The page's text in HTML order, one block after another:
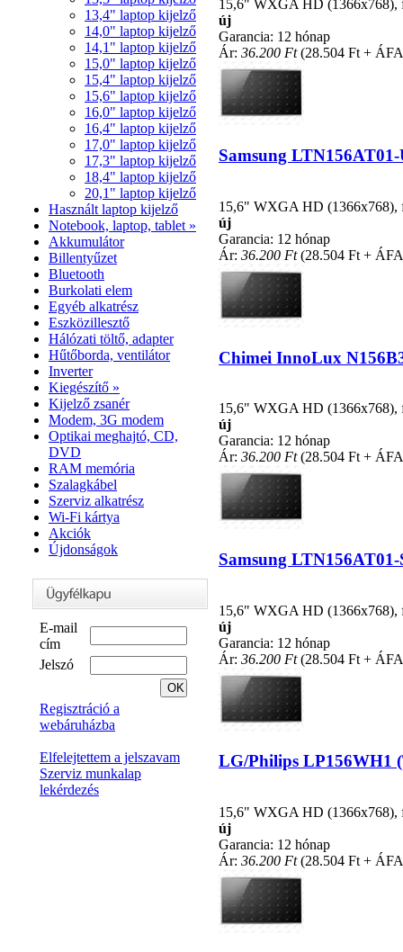
13,4" laptop kijelző
14,0" laptop kijelző
14,1" laptop kijelző
15,0" laptop kijelző
15,4" laptop kijelző
15,6" laptop kijelző
16,0" laptop kijelző
16,4" laptop kijelző
17,0" laptop kijelző
17,3" laptop kijelző
18,4" laptop kijelző
20,1" laptop kijelző
Használt laptop kijelző
Notebook, laptop, tablet »
Akkumulátor
Billentyűzet
Bluetooth
Burkolati elem
Egyéb alkatrész
Eszközillesztő
Hálózati töltő, adapter
Hűtőborda, ventilátor
Inverter
Kiegészítő »
Kijelző zsanér
Modem, 3G modem
Optikai meghajtó, CD,
DVD
RAM memória
Szalagkábel
Szerviz alkatrész
Wi-Fi kártya
Akciók
Újdonságok
E-mail
cím
Jelszó
Regisztráció a
webáruházba
Elfelejtettem a jelszavam
Szerviz munkalap
lekérdezés
15,6" WXGA HD (1366x768),
új
Garancia: 12 hónap
Ár: 36.200 Ft(28.504 Ft +
Samsung
15,6" WXGA HD (1366x768),
új
Garancia: 12 hónap
Ár: 36.200 Ft(28.504 Ft +
Chimei InnoLux
15,6" WXGA HD (1366x768),
új
Garancia: 12 hónap
Ár: 36.200 Ft(28.504 Ft +
Samsung
15,6" WXGA HD (1366x768),
új
Garancia: 12 hónap
Ár: 36.200 Ft(28.504 Ft +
LG/Philips LP156WH1
15,6" WXGA HD (1366x768),
új
Garancia: 12 hónap
Ár: 36.200 Ft(28.504 Ft +